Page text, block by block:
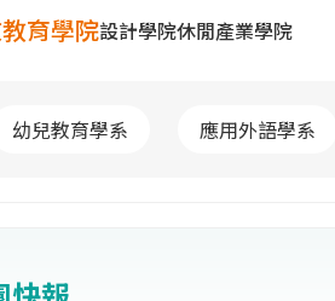
育學院設計學院休閒產業學院
幼兒教育學系 應用外語學系